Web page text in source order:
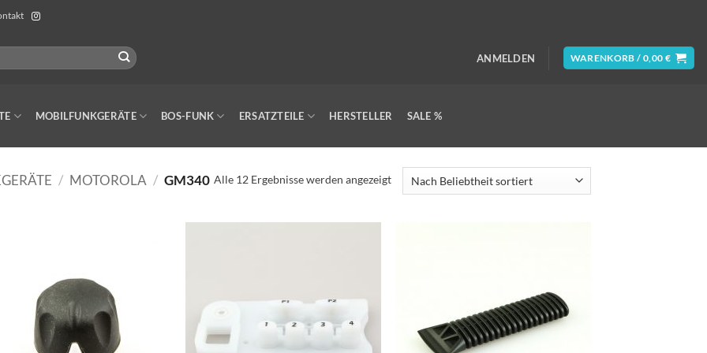
ANMELDEN WARENKORB / 0,00 €
MOBILFUNKGERÄTE BOS-FUNK ERSATZTEILE HERSTELLER SALE %
/ MOTOROLA / GM340 Alle 12 Ergebnisse werden angezeigtNach
Beliebtheit